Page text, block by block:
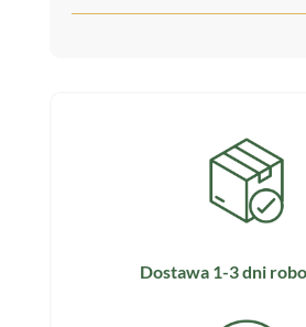
Dostawa 1-3 dni